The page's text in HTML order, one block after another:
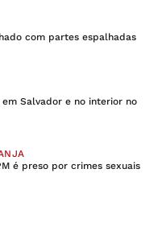
com partes espalhadas
Salvador e no interior no
é preso por crimes sexuais